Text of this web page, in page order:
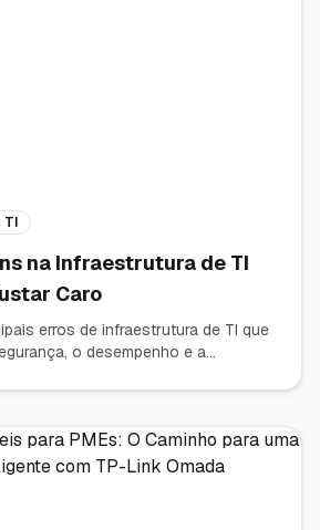
TI
na Infraestrutura de TI
Caro
erros de infraestrutura de TI que
o desempenho e a